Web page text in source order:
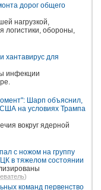
дорог общего
нагрузкой,
обороны,
хантавирус для
инфекции
Шарп объяснил,
на условиях Трампа
вокруг ядерной
с ножом на группу
в тяжелом состоянии
)
команд первенство